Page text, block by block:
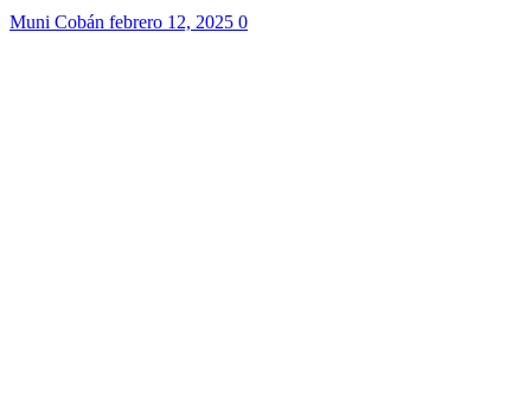
Muni Cobán febrero 12, 2025 0